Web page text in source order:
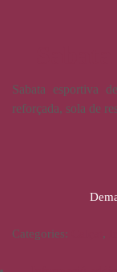
Sabata esportiva
reforçada, sola de
Categories: ,